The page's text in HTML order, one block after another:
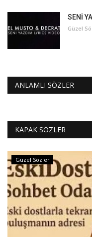
SENİ
Güzel
ANLAMLI SÖZLER
KAPAK SÖZLER
Güzel Sözler